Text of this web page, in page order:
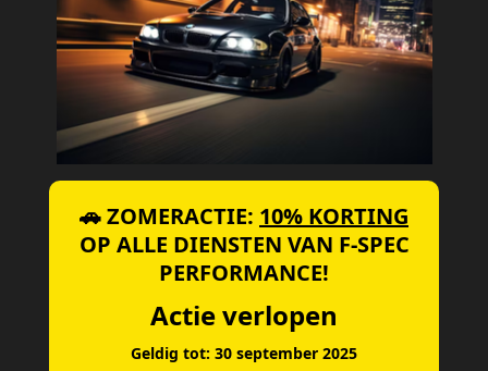
🚗 ZOMERACTIE: 10% KORTING
OP ALLE DIENSTEN VAN F-SPEC
PERFORMANCE!
Actie verlopen
Geldig tot: 30 september 2025